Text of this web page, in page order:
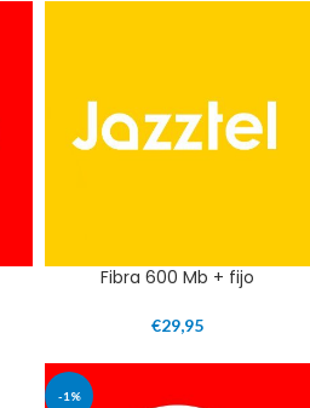
Fibra 600 Mb + fijo
€29,95
-1%